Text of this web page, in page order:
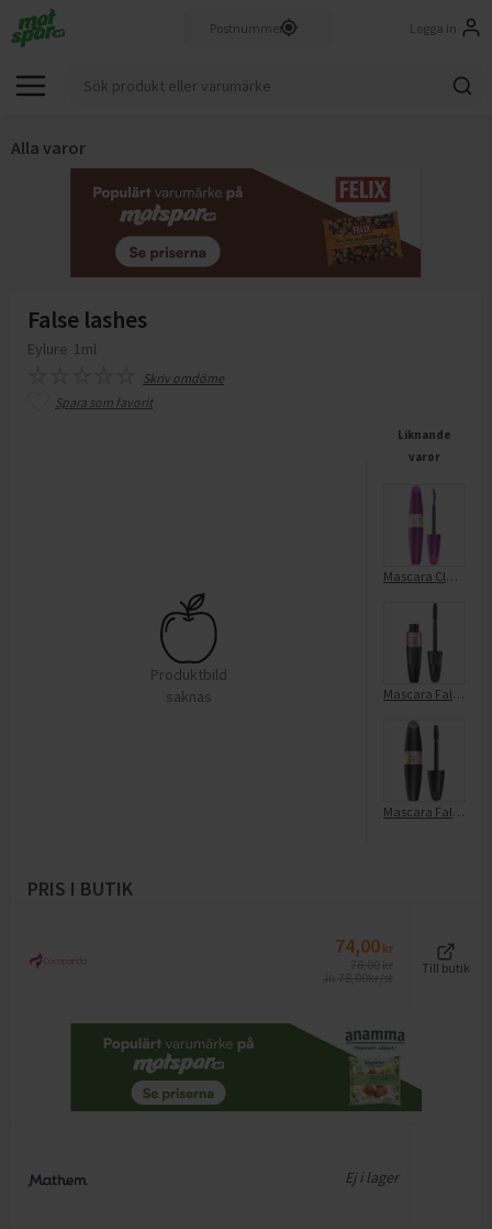
Logga in
Alla varor
False lashes
Eylure 1ml
Skriv omdöme
Spara som favorit
Produktbild
saknas
Liknande
varor
Mascara Clump Defy False Lash Effect 001 Black
Mascara False Lash Effect 006 Deep Raven Black
Mascara False Lash Effect Svart 01
PRIS I BUTIK
74,00 kr
Till butik
Ej i lager